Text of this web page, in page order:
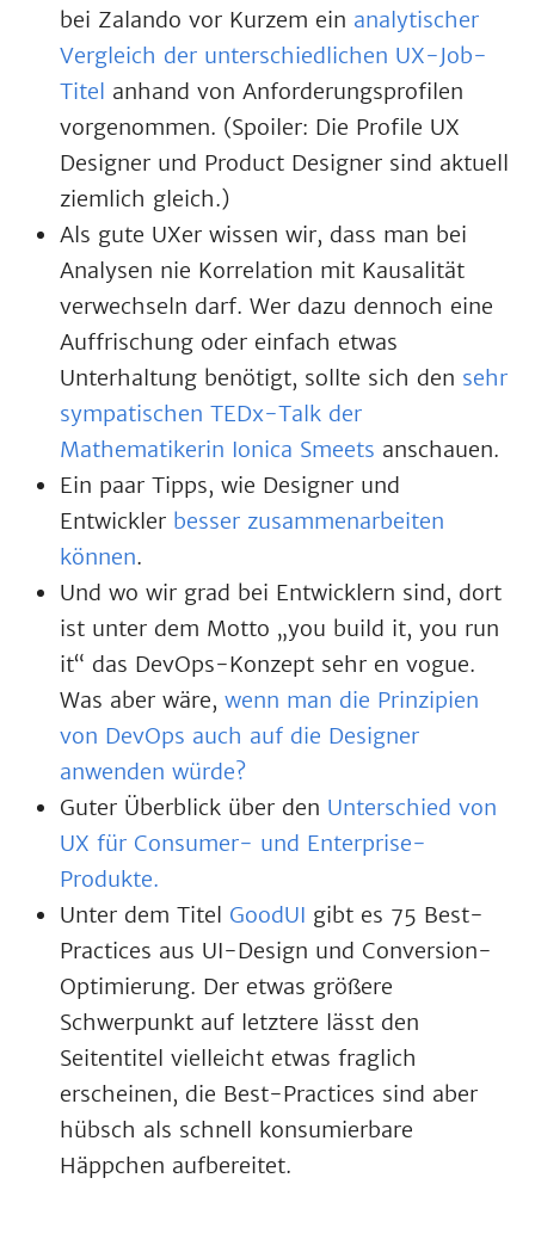
bei Zalando vor Kurzem ein analytischer
Vergleich der unterschiedlichen UX-Job-
Titel anhand von Anforderungsprofilen
vorgenommen. (Spoiler: Die Profile UX
Designer und Product Designer sind aktuell
ziemlich gleich.)
Als gute UXer wissen wir, dass man bei
Analysen nie Korrelation mit Kausalität
verwechseln darf. Wer dazu dennoch eine
Auffrischung oder einfach etwas
Unterhaltung benötigt, sollte sich den sehr
sympatischen TEDx-Talk der
Mathematikerin Ionica Smeets anschauen.
Ein paar Tipps, wie Designer und
Entwickler besser zusammenarbeiten
können.
Und wo wir grad bei Entwicklern sind, dort
ist unter dem Motto „you build it, you run
it“ das DevOps-Konzept sehr en vogue.
Was aber wäre, wenn man die Prinzipien
von DevOps auch auf die Designer
anwenden würde?
Guter Überblick über den Unterschied von
UX für Consumer- und Enterprise-
Produkte.
Unter dem Titel GoodUI gibt es 75 Best-
Practices aus UI-Design und Conversion-
Optimierung. Der etwas größere
Schwerpunkt auf letztere lässt den
Seitentitel vielleicht etwas fraglich
erscheinen, die Best-Practices sind aber
hübsch als schnell konsumierbare
Häppchen aufbereitet.